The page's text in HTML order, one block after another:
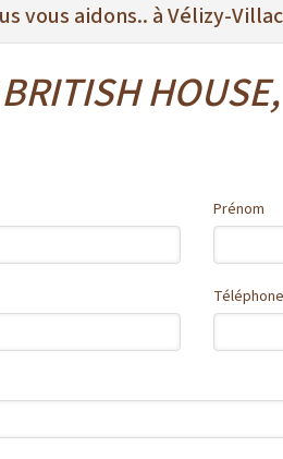
vous aidons.. à Vélizy-
Prénom
Téléphone